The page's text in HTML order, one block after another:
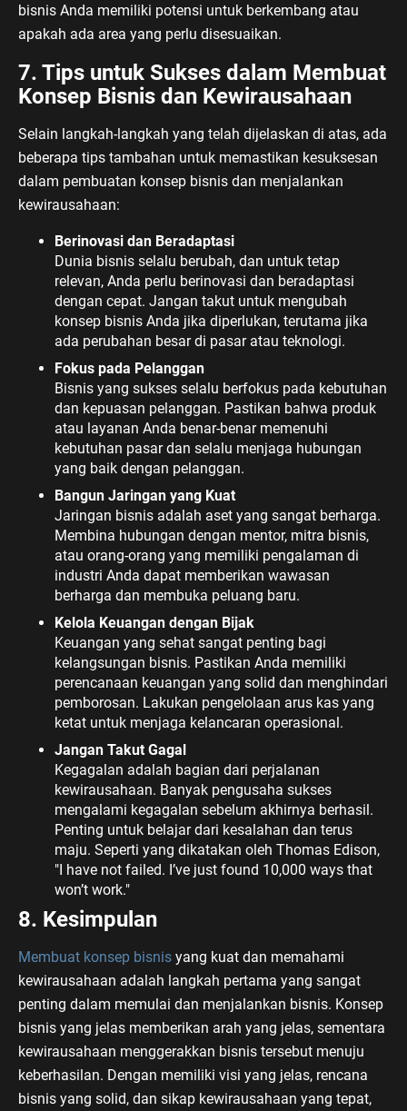
bisnis Anda memiliki potensi untuk berkembang atau
apakah ada area yang perlu disesuaikan.
7. Tips untuk Sukses dalam Membuat
Konsep Bisnis dan Kewirausahaan
Selain langkah-langkah yang telah dijelaskan di atas, ada
beberapa tips tambahan untuk memastikan kesuksesan
dalam pembuatan konsep bisnis dan menjalankan
kewirausahaan:
Berinovasi dan Beradaptasi
Dunia bisnis selalu berubah, dan untuk tetap
relevan, Anda perlu berinovasi dan beradaptasi
dengan cepat. Jangan takut untuk mengubah
konsep bisnis Anda jika diperlukan, terutama jika
ada perubahan besar di pasar atau teknologi.
Fokus pada Pelanggan
Bisnis yang sukses selalu berfokus pada kebutuhan
dan kepuasan pelanggan. Pastikan bahwa produk
atau layanan Anda benar-benar memenuhi
kebutuhan pasar dan selalu menjaga hubungan
yang baik dengan pelanggan.
Bangun Jaringan yang Kuat
Jaringan bisnis adalah aset yang sangat berharga.
Membina hubungan dengan mentor, mitra bisnis,
atau orang-orang yang memiliki pengalaman di
industri Anda dapat memberikan wawasan
berharga dan membuka peluang baru.
Kelola Keuangan dengan Bijak
Keuangan yang sehat sangat penting bagi
kelangsungan bisnis. Pastikan Anda memiliki
perencanaan keuangan yang solid dan menghindari
pemborosan. Lakukan pengelolaan arus kas yang
ketat untuk menjaga kelancaran operasional.
Jangan Takut Gagal
Kegagalan adalah bagian dari perjalanan
kewirausahaan. Banyak pengusaha sukses
mengalami kegagalan sebelum akhirnya berhasil.
Penting untuk belajar dari kesalahan dan terus
maju. Seperti yang dikatakan oleh Thomas Edison,
"I have not failed. I’ve just found 10,000 ways that
won’t work."
8. Kesimpulan
Membuat konsep bisnis yang kuat dan memahami
kewirausahaan adalah langkah pertama yang sangat
penting dalam memulai dan menjalankan bisnis. Konsep
bisnis yang jelas memberikan arah yang jelas, sementara
kewirausahaan menggerakkan bisnis tersebut menuju
keberhasilan. Dengan memiliki visi yang jelas, rencana
bisnis yang solid, dan sikap kewirausahaan yang tepat,